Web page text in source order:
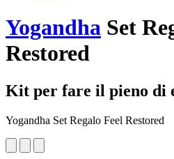
Yogandha Set
Restored
Kit per fare il pieno di
Yogandha Set Regalo Feel Restored